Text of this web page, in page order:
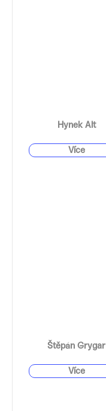
Hynek Alt
Štěpán Grygar